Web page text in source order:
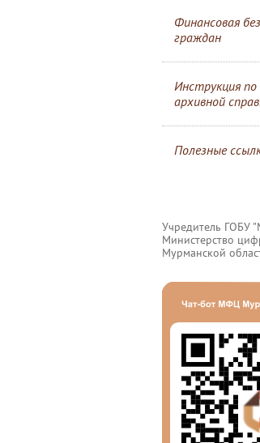
Финансовая
граждан
Инструкция
архивной
Полезные
Учредитель
Министерство
Мурманской